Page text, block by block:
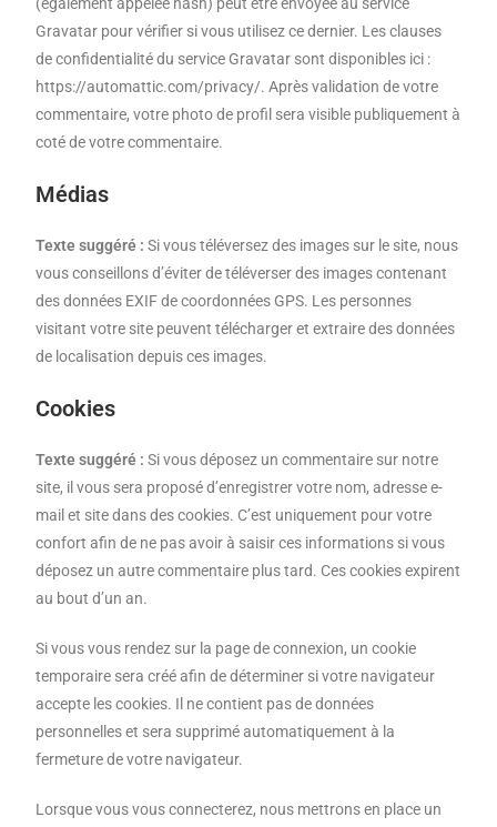
Gravatar pour vérifier si vous utilisez ce dernier. Les clauses
de confidentialité du service Gravatar sont disponibles ici :
https://automattic.com/privacy/. Après validation de votre
commentaire, votre photo de profil sera visible publiquement à
coté de votre commentaire.
Médias
Texte suggéré :Si vous téléversez des images sur le site, nous
vous conseillons d’éviter de téléverser des images contenant
des données EXIF de coordonnées GPS. Les personnes
visitant votre site peuvent télécharger et extraire des données
de localisation depuis ces images.
Cookies
Texte suggéré :Si vous déposez un commentaire sur notre
site, il vous sera proposé d’enregistrer votre nom, adresse e-
mail et site dans des cookies. C’est uniquement pour votre
confort afin de ne pas avoir à saisir ces informations si vous
déposez un autre commentaire plus tard. Ces cookies expirent
au bout d’un an.
Si vous vous rendez sur la page de connexion, un cookie
temporaire sera créé afin de déterminer si votre navigateur
accepte les cookies. Il ne contient pas de données
personnelles et sera supprimé automatiquement à la
fermeture de votre navigateur.
Lorsque vous vous connecterez, nous mettrons en place un